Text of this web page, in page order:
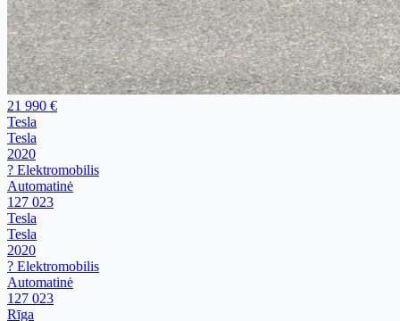
21 990 €
Tesla
Tesla
2020
? Elektromobilis
Automatinė
127 023
Tesla
Tesla
2020
? Elektromobilis
Automatinė
127 023
Rīga